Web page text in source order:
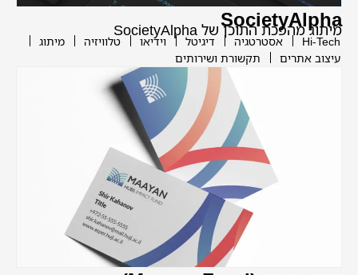
SocietyAlpha
מיתוג מהפכת התוכן של SocietyAlpha
Hi-Tech אסטרטגיה דיגיטל וידיאו טלוויזיה
מיתוג
עיצוב אתרים
תקשורת ושירותים